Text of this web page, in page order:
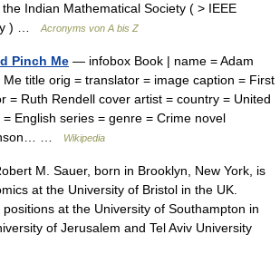
Indian Mathematical Society ( > IEEE
) …
Acronyms von A bis Z
Pinch Me — infobox Book | name = Adam
title orig = translator = image caption = First
= Ruth Rendell cover artist = country = United
English series = genre = Crime novel
…
Wikipedia
M. Sauer, born in Brooklyn, New York, is
at the University of Bristol in the UK.
positions at the University of Southampton in
of Jerusalem and Tel Aviv University